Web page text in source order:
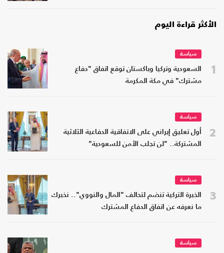
الأكثر قراءة اليوم
1
سياسة
السعودية وتركيا وباكستان توقع اتفاق "دفاع
مشترك" في مكة المكرمة
2
سياسة
أول تعليق إيراني على الاتفاقية الدفاعية الثلاثية
المشتركة.. "لن تجلب الأمن للسعودية"
3
سياسة
الخبرة التركية تنضم لتحالف "المال والنووي".. نخبرك
ما نعرفه عن اتفاق الدفاع المشترك
سياسة